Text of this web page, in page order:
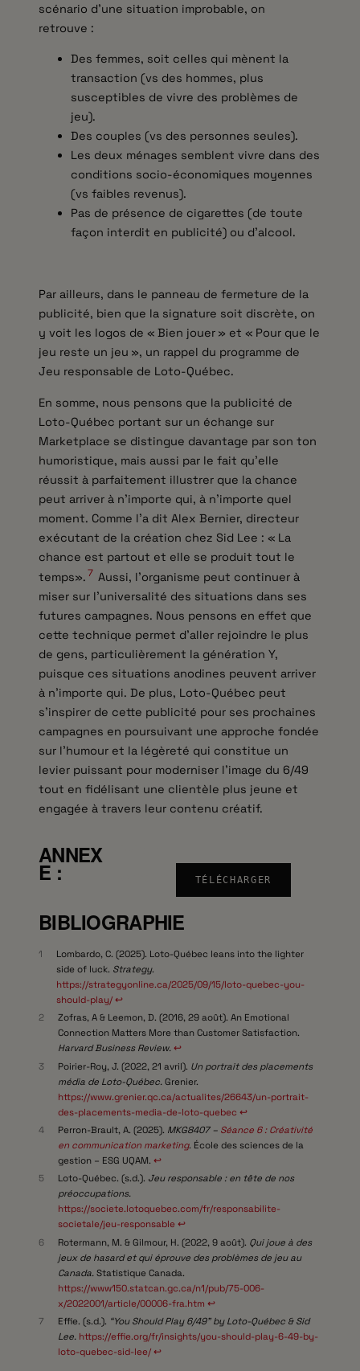
scénario d’une situation improbable, on
retrouve :
Des femmes, soit celles qui mènent la
transaction (vs des hommes, plus
susceptibles de vivre des problèmes de
jeu).
Des couples (vs des personnes seules).
Les deux ménages semblent vivre dans des
conditions socio-économiques moyennes
(vs faibles revenus).
Pas de présence de cigarettes (de toute
façon interdit en publicité) ou d’alcool.
Par ailleurs, dans le panneau de fermeture de la
publicité, bien que la signature soit discrète, on
y voit les logos de « Bien jouer » et « Pour que le
jeu reste un jeu », un rappel du programme de
Jeu responsable de Loto-Québec.
En somme, nous pensons que la publicité de
Loto-Québec portant sur un échange sur
Marketplace se distingue davantage par son ton
humoristique, mais aussi par le fait qu’elle
réussit à parfaitement illustrer que la chance
peut arriver à n’importe qui, à n’importe quel
moment. Comme l’a dit Alex Bernier, directeur
exécutant de la création chez Sid Lee : « La
chance est partout et elle se produit tout le
temps».7 Aussi, l’organisme peut continuer à
miser sur l’universalité des situations dans ses
futures campagnes. Nous pensons en effet que
cette technique permet d’aller rejoindre le plus
de gens, particulièrement la génération Y,
puisque ces situations anodines peuvent arriver
à n’importe qui. De plus, Loto-Québec peut
s’inspirer de cette publicité pour ses prochaines
campagnes en poursuivant une approche fondée
sur l’humour et la légèreté qui constitue un
levier puissant pour moderniser l’image du 6/49
tout en fidélisant une clientèle plus jeune et
engagée à travers leur contenu créatif.
ANNEX
E : TÉLÉCHARGER
BIBLIOGRAPHIE
1
Lombardo, C. (2025). Loto-Québec leans into the lighter
side of luck. Strategy.
https://strategyonline.ca/2025/09/15/loto-quebec-you-
should-play/ ↩︎
2
Zofras, A & Leemon, D. (2016, 29 août). An Emotional
Connection Matters More than Customer Satisfaction.
Harvard Business Review. ↩︎
3
Poirier-Roy, J. (2022, 21 avril). Un portrait des placements
média de Loto-Québec. Grenier.
https://www.grenier.qc.ca/actualites/26643/un-portrait-
des-placements-media-de-loto-quebec ↩︎
4
Perron-Brault, A. (2025). MKG8407 – Séance 6 : Créativité
en communication marketing. École des sciences de la
gestion – ESG UQAM.↩︎
5
Loto-Québec. (s.d.). Jeu responsable : en tête de nos
préoccupations.
https://societe.lotoquebec.com/fr/responsabilite-
societale/jeu-responsable ↩︎
6
Rotermann, M. & Gilmour, H. (2022, 9 août). Qui joue à des
jeux de hasard et qui éprouve des problèmes de jeu au
Canada. Statistique Canada.
https://www150.statcan.gc.ca/n1/pub/75-006-
x/2022001/article/00006-fra.htm ↩︎
7
Effie. (s.d.). “You Should Play 6/49” by Loto-Québec & Sid
Lee. https://effie.org/fr/insights/you-should-play-6-49-by-
loto-quebec-sid-lee/ ↩︎